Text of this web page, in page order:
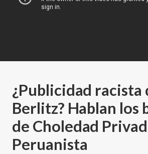
¿Publicidad racista
Berlitz? Hablan los
de Choledad
Peruanista